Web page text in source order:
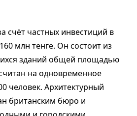
счёт частных инвестиций в
млн тенге. Он состоит из
зданий общей площадью
на одновременное
человек. Архитектурный
британским бюро и